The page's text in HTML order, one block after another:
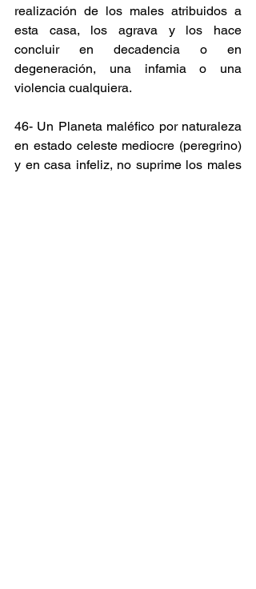
realización de los males atribuidos a
esta casa, los agrava y los hace
concluir en decadencia o en
degeneración, una infamia o una
violencia cualquiera.
46- Un Planeta maléfico por naturaleza
en estado celeste mediocre (peregrino)
y en casa infeliz, no suprime los males